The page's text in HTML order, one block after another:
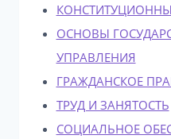
ОСНОВЫ
УПРАВЛЕНИЯ
ГРАЖДАНСКОЕ
ТРУД И ЗАНЯТОСТЬ
СОЦИАЛЬНОЕ